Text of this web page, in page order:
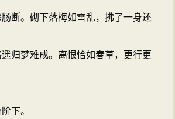
断。砌下落梅如雪乱，拂了一身还
归梦难成。离恨恰如春草，更行更
下。